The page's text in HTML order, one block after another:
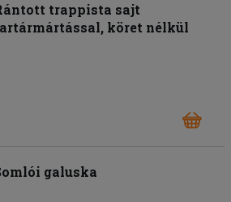
trappista sajt
köret nélkül
galuska